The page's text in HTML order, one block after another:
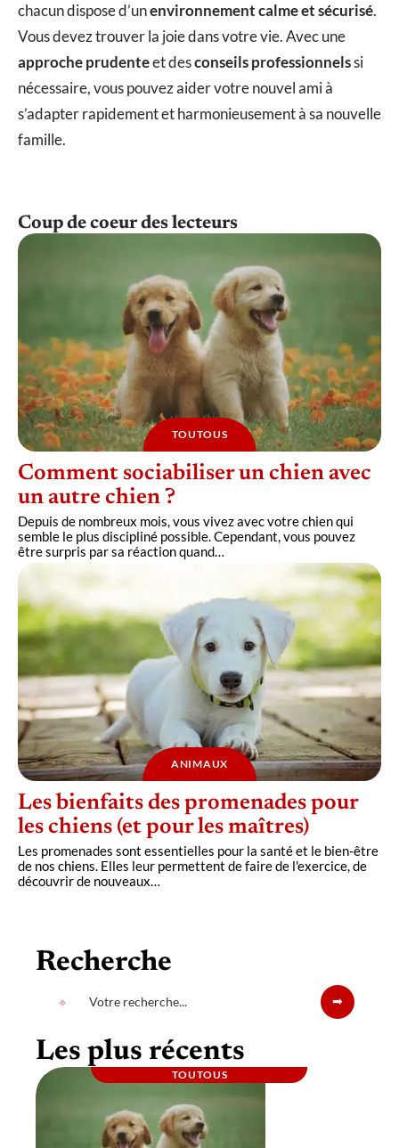
chacun dispose d’unenvironnement calme et sécurisé.
Vous devez trouver la joie dans votre vie. Avec une
approche prudenteet desconseils professionnelssi
nécessaire, vous pouvez aider votre nouvel ami à
s’adapter rapidement et harmonieusement à sa nouvelle
famille.
Coup de coeur des lecteurs
TOUTOUS
Comment sociabiliser un chien avec
un autre chien ?
Depuis de nombreux mois, vous vivez avec votre chien qui
semble le plus discipliné possible. Cependant, vous pouvez
être surpris par sa réaction quand…
ANIMAUX
Les bienfaits des promenades pour
les chiens (et pour les maîtres)
Les promenades sont essentielles pour la santé et le bien-être
de nos chiens. Elles leur permettent de faire de l'exercice, de
découvrir de nouveaux…
Recherche
Les plus récents
TOUTOUS